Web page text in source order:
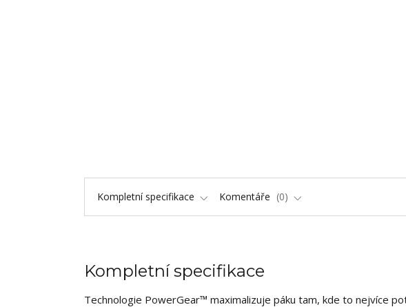
Kompletní specifikace Komentáře 0
Kompletní specifikace
Technologie PowerGear™ maximalizuje páku tam, kde to nejvíce